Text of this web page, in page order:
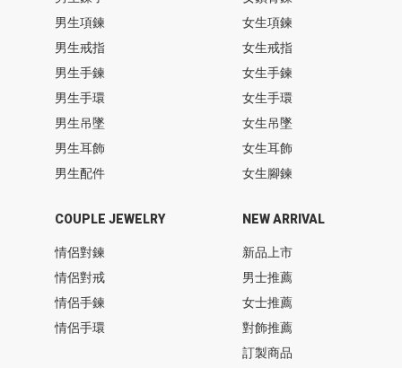
男生項鍊
男生戒指
男生手鍊
男生手環
男生吊墜
男生耳飾
男生配件
女生項鍊
女生戒指
女生手鍊
女生手環
女生吊墜
女生耳飾
女生腳鍊
COUPLE JEWELRY
情侶對鍊
情侶對戒
情侶手鍊
情侶手環
NEW ARRIVAL
新品上市
男士推薦
女士推薦
對飾推薦
訂製商品